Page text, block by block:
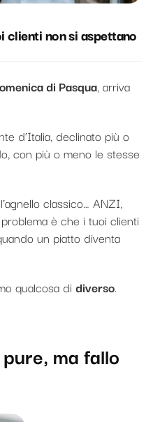
clienti non si aspettano
di Pasqua, arriva
d’Italia, declinato più o
con più o meno le stesse
classico… ANZI,
è che i tuoi clienti
un piatto diventa
qualcosa di diverso.
ma fallo